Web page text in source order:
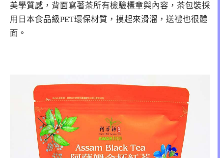
美學質感，背面寫著茶所有檢驗標章與內容，茶包裝採
用日本食品級PET環保材質，摸起來滑溜，送禮也很體
面。